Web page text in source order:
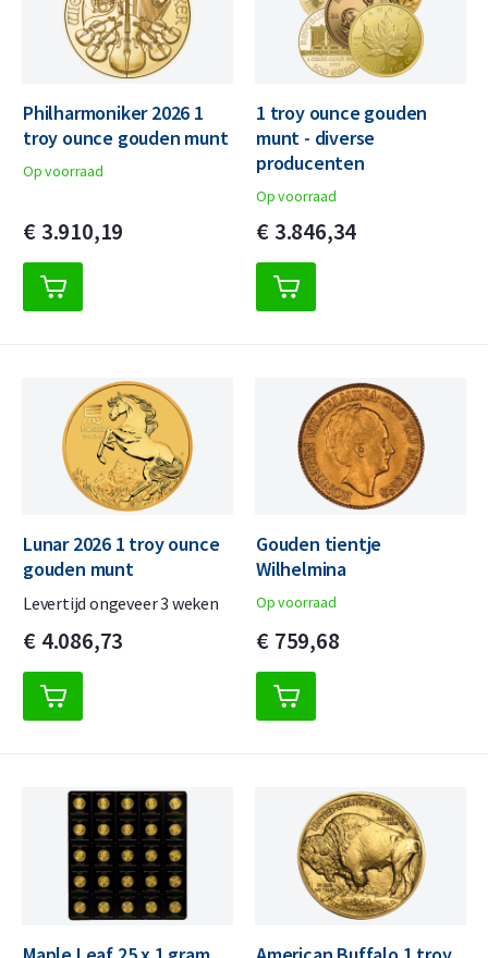
Philharmoniker 2026 1
troy ounce gouden munt
Op voorraad
€ 3.910,19
1 troy ounce gouden
munt - diverse
producenten
Op voorraad
€ 3.846,34
Lunar 2026 1 troy ounce
gouden munt
Levertijd ongeveer 3 weken
€ 4.086,73
Gouden tientje
Wilhelmina
Op voorraad
€ 759,68